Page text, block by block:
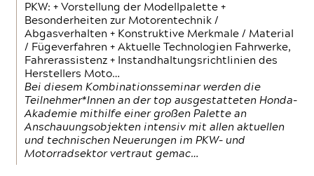
PKW: + Vorstellung der Modellpalette +
Besonderheiten zur Motorentechnik /
Abgasverhalten + Konstruktive Merkmale / Material
/ Fügeverfahren + Aktuelle Technologien Fahrwerke,
Fahrerassistenz + Instandhaltungsrichtlinien des
Herstellers Moto…
Bei diesem Kombinationsseminar werden die
Teilnehmer*Innen an der top ausgestatteten Honda-
Akademie mithilfe einer großen Palette an
Anschauungsobjekten intensiv mit allen aktuellen
und technischen Neuerungen im PKW- und
Motorradsektor vertraut gemac…